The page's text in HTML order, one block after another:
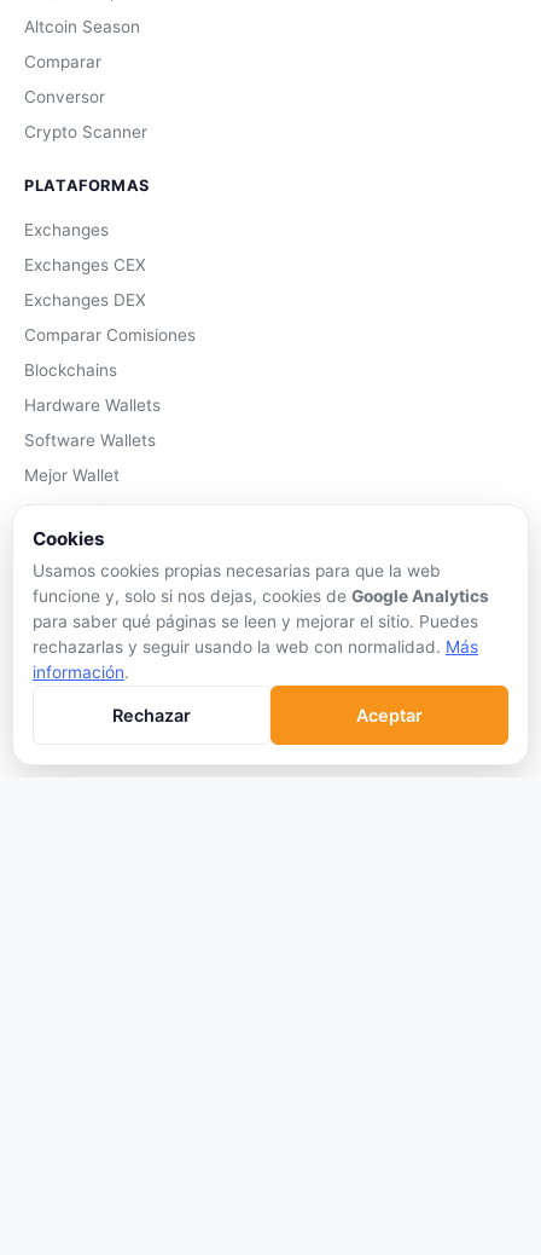
Altcoin Season
Comparar
Conversor
Crypto Scanner
PLATAFORMAS
Exchanges
Exchanges CEX
Exchanges DEX
Comparar Comisiones
Blockchains
Hardware Wallets
Software Wallets
Mejor Wallet
Gastar Criptomonedas
APRENDER
Qué son las Criptos
Cómo Comprar
Staking
Glosario
Cookies
Usamos cookies propias necesarias para que la web
funcione y, solo si nos dejas, cookies de Google Analytics
para saber qué páginas se leen y mejorar el sitio. Puedes
rechazarlas y seguir usando la web con normalidad. Más
información.
Rechazar Aceptar